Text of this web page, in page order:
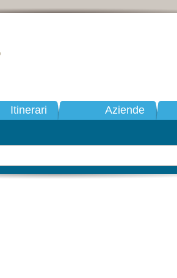
Itinerari Aziende